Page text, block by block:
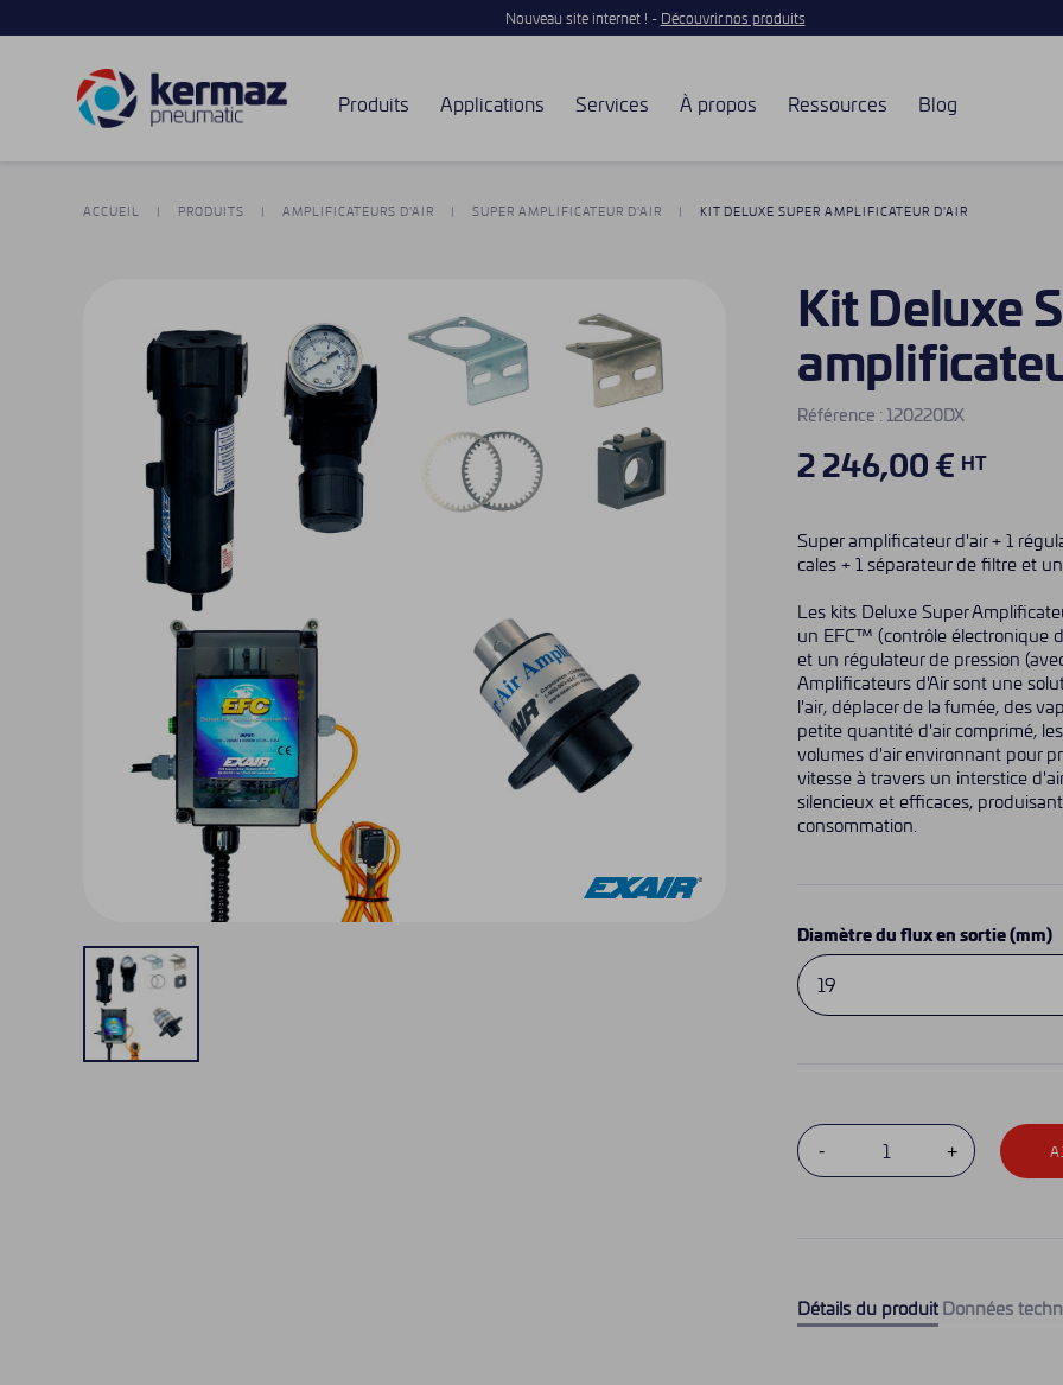
Nouveau site internet ! - Découvrir nos produits
Produits Applications Services À propos Ressources Blog
ACCUEIL PRODUITS AMPLIFICATEURS D'AIR SUPER AMPLIFICATEUR D'AIR KIT DELUXE SUPER AMPLIFICATEUR D'AIR
Kit Deluxe
Référence :120220DX
2 246,00 € HT
Super amplificateur d'air + 1
cales + 1 séparateur de filtre et
Les kits Deluxe Super
un EFC™ (contrôle électronique
et un régulateur de pression
Amplificateurs d'Air sont une
l'air, déplacer de la fumée, des
petite quantité d'air comprimé,
volumes d'air environnant pour
vitesse à travers un interstice
silencieux et efficaces,
consommation.
Diamètre du flux en sortie (mm)
Détails du produit Données